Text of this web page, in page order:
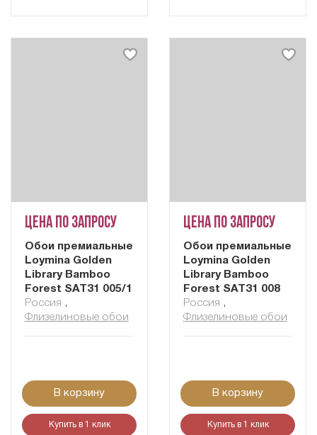
Цена по запросу
Обои премиальные
Loymina Golden
Library Bamboo
Forest SAT31 005/1
Россия ,
Флизелиновые обои
В корзину
Купить в 1 клик
Цена по запросу
Обои премиальные
Loymina Golden
Library Bamboo
Forest SAT31 008
Россия ,
Флизелиновые обои
В корзину
Купить в 1 клик